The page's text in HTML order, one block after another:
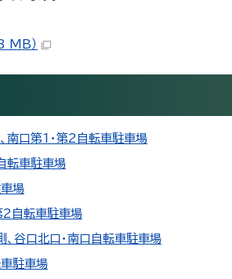
MB）
南口第1・第2自転車駐車場
転車駐車場
場
2自転車駐車場
谷口北口・南口自転車駐車場
駐車場